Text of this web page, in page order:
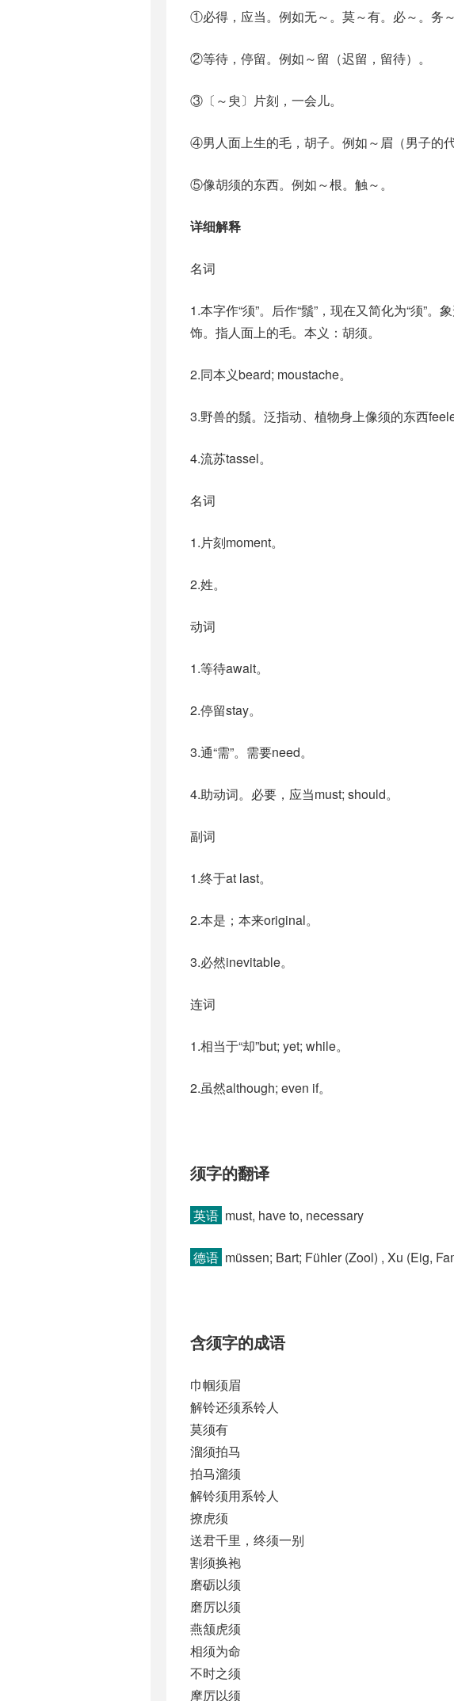
①必得，应当。例如无～。莫～有。必～。务～
②等待，停留。例如～留（迟留，留待）。
③〔～臾〕片刻，一会儿。
④男人面上生的毛，胡子。例如～眉（男子的
⑤像胡须的东西。例如～根。触～。
详细解释
名词
1.本字作“须”。后作“鬚”，现在又简化为“须”
饰。指人面上的毛。本义：胡须。
2.同本义beard; moustache。
3.野兽的鬚。泛指动、植物身上像须的东西
4.流苏tassel。
名词
1.片刻moment。
2.姓。
动词
1.等待await。
2.停留stay。
3.通“需”。需要need。
4.助动词。必要，应当must; should。
副词
1.终于at last。
2.本是；本来original。
3.必然inevitable。
连词
1.相当于“却”but; yet; while。
2.虽然although; even if。
须字的翻译
英语 must, have to, necessary
德语 müssen; Bart; Fühler (Zool)​ , Xu (Eig,
含须字的成语
巾帼须眉
解铃还须系铃人
莫须有
溜须拍马
拍马溜须
解铃须用系铃人
撩虎须
送君千里，终须一别
割须换袍
磨砺以须
磨厉以须
燕颔虎须
相须为命
不时之须
摩厉以须